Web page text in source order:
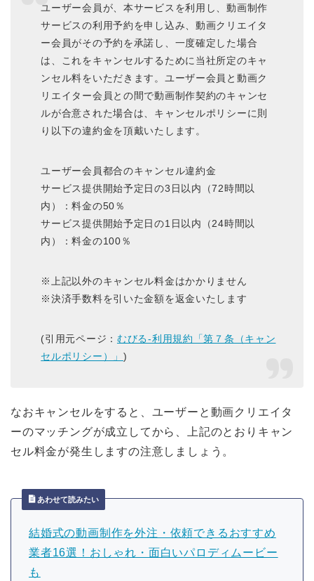
ユーザー会員が、本サービスを利用し、動画制作
サービスの利用予約を申し込み、動画クリエイタ
ー会員がその予約を承諾し、一度確定した場合
は、これをキャンセルするために当社所定のキャ
ンセル料をいただきます。ユーザー会員と動画ク
リエイター会員との間で動画制作契約のキャンセ
ルが合意された場合は、キャンセルポリシーに則
り以下の違約金を頂戴いたします。
ユーザー会員都合のキャンセル違約金
サービス提供開始予定日の3日以内（72時間以
内）：料金の50％
サービス提供開始予定日の1日以内（24時間以
内）：料金の100％
※上記以外のキャンセル料金はかかりません
※決済手数料を引いた金額を返金いたします
(引用元ページ： むびる-利用規約「第７条（キャン
セルポリシー）」 )
なおキャンセルをすると、ユーザーと動画クリエイタ
ーのマッチングが成立してから、上記のとおりキャン
セル料金が発生しますの注意しましょう。
あわせて読みたい
結婚式の動画制作を外注・依頼できるおすすめ
業者16選！おしゃれ・面白いパロディムービー
も